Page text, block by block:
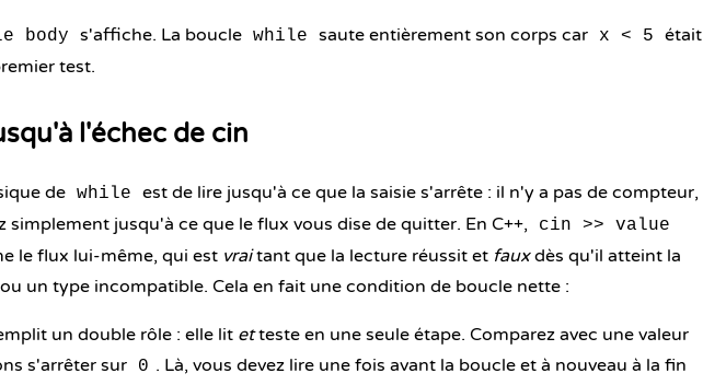
body s'affiche. La boucle while saute entièrement son corps car x < 5
était
test.
l'échec de cin
de while
est de lire jusqu'à ce que la saisie s'arrête : il n'y a pas de compteur,
simplement jusqu'à ce que le flux vous dise de quitter. En C++,
cin >> value
le flux lui-même, qui est vraitant que la lecture réussit et fauxdès qu'il atteint la
un type incompatible. Cela en fait une condition de boucle nette :
un double rôle : elle lit etteste en une seule étape. Comparez avec une valeur
s'arrêter sur
0 . Là, vous devez lire une fois avant la boucle et à nouveau à la fin